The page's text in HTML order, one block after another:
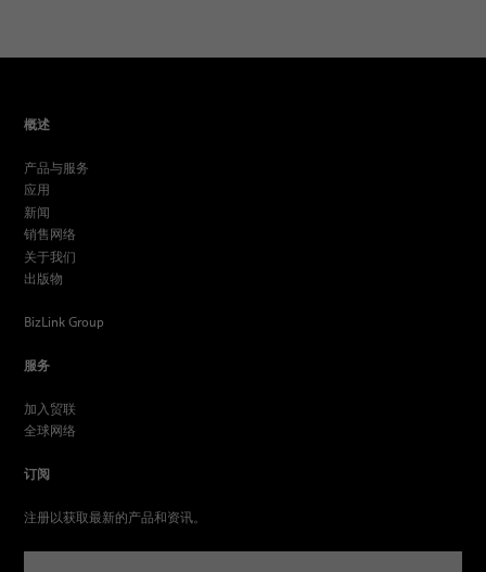
概述
产品与服务
应用
新闻
销售网络
关于我们
出版物
BizLink Group
服务
加入贸联
全球网络
订阅
注册以获取最新的产品和资讯。